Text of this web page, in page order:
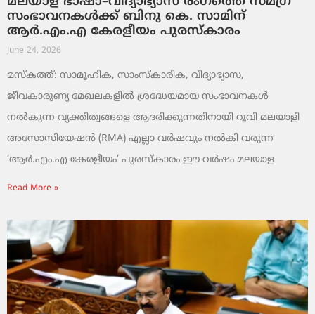
സംഭാവനകൾക്ക് ബിനു കെ. സാമിന്
ആർ.എം.എ കേരളീയം പുരസ്‌കാരം
June 24, 2026
മസ്കത്ത്: സാമൂഹിക, സാംസ്‌കാരിക, വിദ്യാഭ്യാസ,
ജീവകാരുണ്യ മേഖലകളിൽ ശ്രദ്ധേയമായ സംഭാവനകൾ
നൽകുന്ന വ്യക്തിത്വങ്ങളെ ആദരിക്കുന്നതിനായി റൂവി മലയാളി
അസോസിയേഷൻ (RMA) എല്ലാ വർഷവും നൽകി വരുന്ന
‘ആർ.എം.എ കേരളീയം’ പുരസ്‌കാരം ഈ വർഷം മലയാള
Read More »